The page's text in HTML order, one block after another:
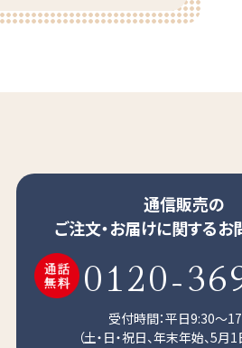
通信販売の
ご注文・お届けに関する
0120-
受付時間：平日9:30～
（土・日・祝日、年末年始、5月1